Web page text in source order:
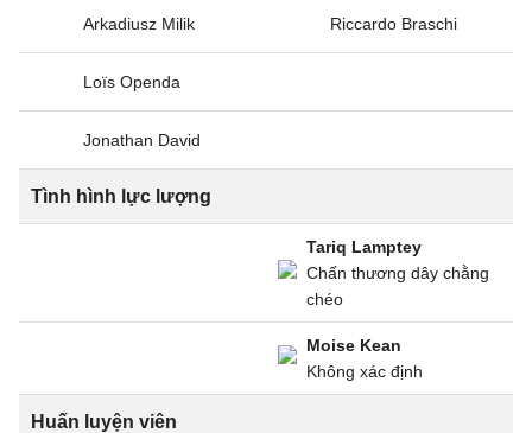
Arkadiusz Milik Riccardo Braschi
Loïs Openda
Jonathan David
Tình hình lực lượng
Tariq Lamptey
Chấn thương dây chằng
chéo
Moise Kean
Không xác định
Huấn luyện viên